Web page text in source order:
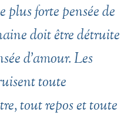
plus forte pensée de
doit être détruite
d’amour. Les
toute
tout repos et toute